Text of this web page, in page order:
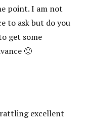
point. I am not
to ask but do you
get some
🙂
excellent